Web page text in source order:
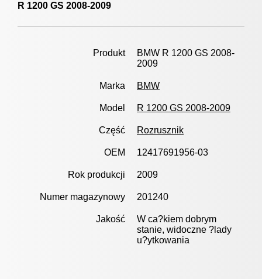
R 1200 GS 2008-2009
Produkt
BMW R 1200 GS 2008-
2009
Marka BMW
Model R 1200 GS 2008-2009
Część Rozrusznik
OEM 12417691956-03
Rok produkcji 2009
Numer magazynowy 201240
Jakość
W ca?kiem dobrym
stanie, widoczne ?lady
u?ytkowania